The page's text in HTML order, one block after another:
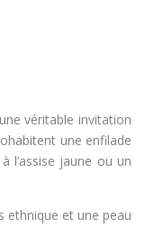
véritable invitation
une enfilade
l’assise jaune ou un
ethnique et une peau